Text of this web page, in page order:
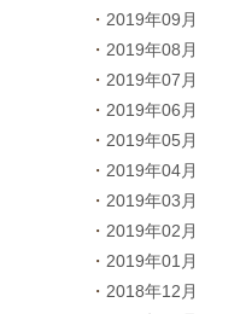
2019年09月
2019年08月
2019年07月
2019年06月
2019年05月
2019年04月
2019年03月
2019年02月
2019年01月
2018年12月